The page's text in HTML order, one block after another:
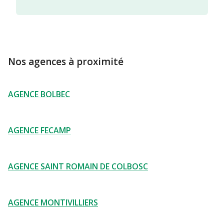
Nos agences à proximité
AGENCE BOLBEC
AGENCE FECAMP
AGENCE SAINT ROMAIN DE COLBOSC
AGENCE MONTIVILLIERS